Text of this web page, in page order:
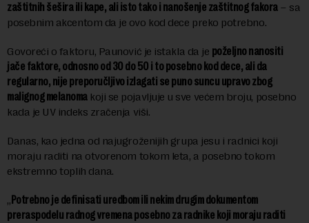
zaštitnih šešira ili kape, ali isto tako i nanošenje zaštitnog fakora– sa
posebnim akcentom da je ovo kod dece preko potrebno.
Govoreći o faktoru, Paunović je istakla da je poželjno nanositi
jače faktore, odnosno od 30 do 50 i to posebno kod dece, ali da
regularno, nije preporučljivo izlagati se puno suncu upravo zbog
malignog melanomakoji se pojavljuje u sve većem broju, posebno
kada je UV indeks zračenja viši.
Danas, kao jedna od najugroženijih grupa jesu i radnici koji
moraju raditi na otvorenom tokom leta, a posebno tokom
ekstremno toplih dana.
„ Potrebno je definisati uredbom ili nekim drugim dokumentom
preraspodelu radnog vremena posebno za radnike koji moraju raditi